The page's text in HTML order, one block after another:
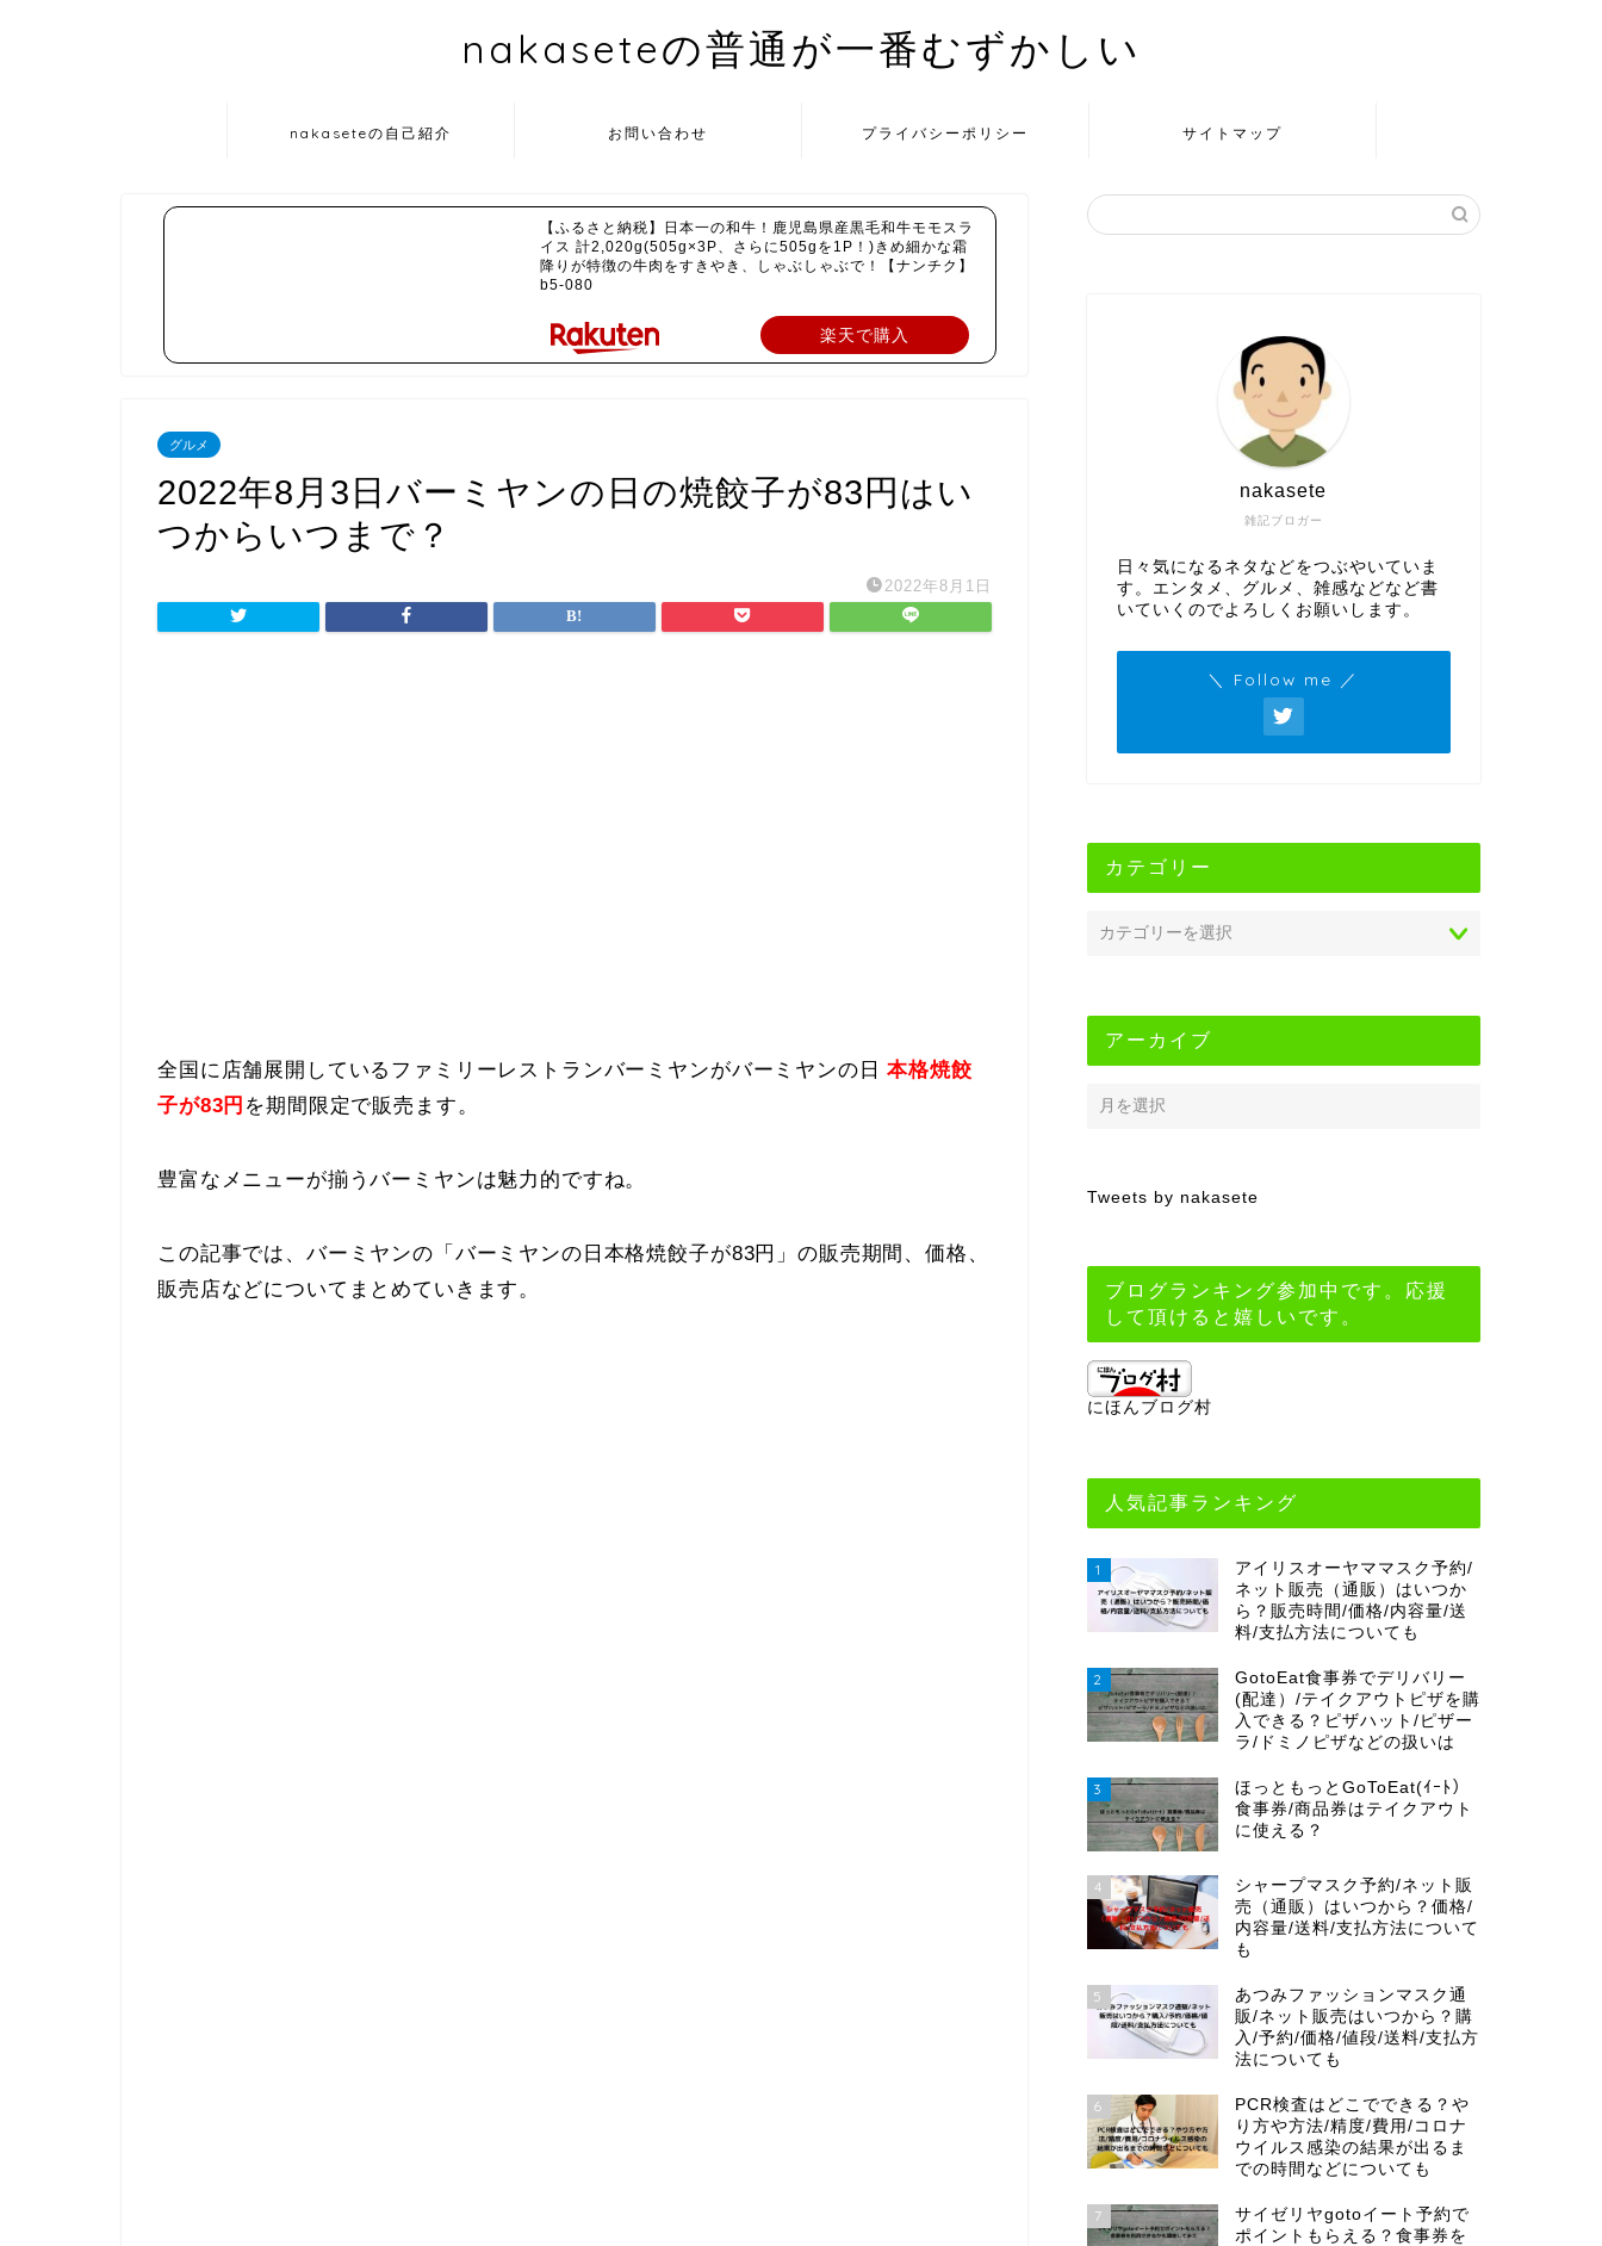
nakaseteの普通が一番むずかしい
nakaseteの自己紹介 お問い合わせ プライバシーポリシー サイトマップ
【ふるさと納税】日本一の和牛！鹿児島県産黒毛和牛モモスラ
イス 計2,020g(505g×3P、さらに505gを1P！)きめ細かな霜
降りが特徴の牛肉をすきやき、しゃぶしゃぶで！【ナンチク】
b5-080
楽天で購入
グルメ
2022年8月3日バーミヤンの日の焼餃子が83円はい
つからいつまで？
2022年8月1日
全国に店舗展開しているファミリーレストランバーミヤンがバーミヤンの日 本格焼餃
子が83円 を期間限定で販売ます。
豊富なメニューが揃うバーミヤンは魅力的ですね。
この記事では、バーミヤンの「バーミヤンの日本格焼餃子が83円」の販売期間、価格、
販売店などについてまとめていきます。
雑記ブロガー
nakasete
日々気になるネタなどをつぶやいていま
す。エンタメ、グルメ、雑感などなど書
いていくのでよろしくお願いします。
＼ Follow me ／
カテゴリー
アーカイブ
Tweets by nakasete
ブログランキング参加中です。応援
して頂けると嬉しいです。
にほんブログ村
人気記事ランキング
1
アイリスオーヤママスク予約/
ネット販売（通販）はいつか
ら？販売時間/価格/内容量/送
料/支払方法についても
2
GotoEat食事券でデリバリー
(配達）/テイクアウトピザを購
入できる？ピザハット/ピザー
ラ/ドミノピザなどの扱いは
3
ほっともっとGoToEat(ｲｰﾄ）
食事券/商品券はテイクアウト
に使える？
4
シャープマスク予約/ネット販
売（通販）はいつから？価格/
内容量/送料/支払方法について
も
5
あつみファッションマスク通
販/ネット販売はいつから？購
入/予約/価格/値段/送料/支払方
法についても
6
PCR検査はどこでできる？や
り方や方法/精度/費用/コロナ
ウイルス感染の結果が出るま
での時間などについても
7
サイゼリヤgotoイート予約で
ポイントもらえる？食事券を